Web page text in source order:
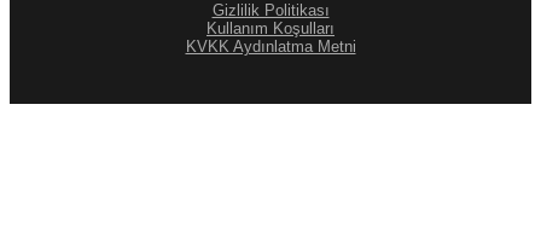
Gizlilik Politikası
Kullanım Koşulları
KVKK Aydınlatma Metni